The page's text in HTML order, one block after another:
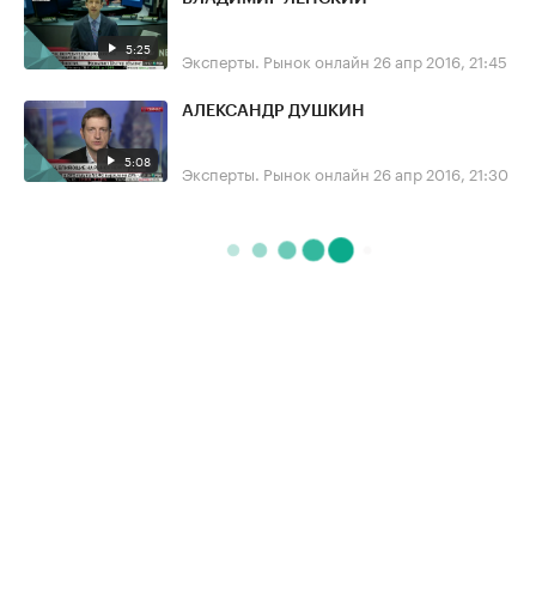
5:25 Эксперты. Рынок онлайн 26 апр 2016, 21:45
5:08
АЛЕКСАНДР ДУШКИН
Эксперты. Рынок онлайн 26 апр 2016, 21:30